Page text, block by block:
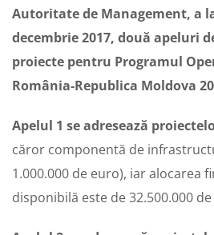
Autoritate de Management, a
decembrie 2017, două apeluri
proiecte pentru Programul
România-Republica Moldova
Apelul 1 se adresează
căror componentă de
1.000.000 de euro), iar alocarea
disponibilă este de 32.500.000